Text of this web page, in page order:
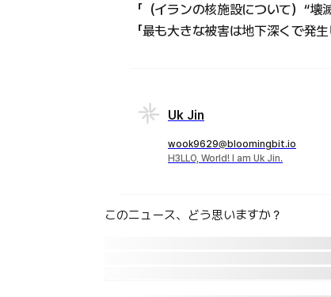
「（イランの核施設について）“壊
「最も大きな被害は地下深くで発
Uk Jin
wook9629@bloomingbit.io
H3LLO, World! I am Uk Jin.
このニュース、どう思いますか？